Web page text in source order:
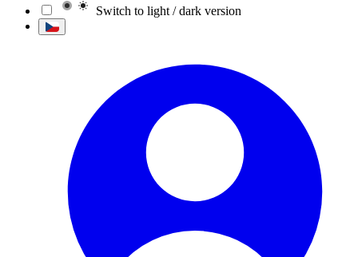
Switch to light / dark version